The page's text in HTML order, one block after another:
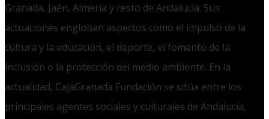
Granada, Jaén, Almería y resto de Andalucía. Sus
actuaciones engloban aspectos como el impulso de la
cultura y la educación, el deporte, el fomento de la
inclusión o la protección del medio ambiente. En la
actualidad, CajaGranada Fundación se sitúa entre los
principales agentes sociales y culturales de Andalucía,